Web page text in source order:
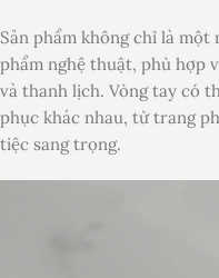
Sản phẩm không chỉ là
phẩm nghệ thuật, phù hợp
và thanh lịch. Vòng tay có
phục khác nhau, từ trang
tiệc sang trọng.